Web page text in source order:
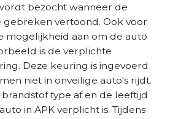
bezocht wanneer de
gebreken vertoond. Ook voor
mogelijkheid aan om de auto
is de verplichte
Deze keuring is ingevoerd
niet in onveilige auto's rijdt.
type af en de leeftijd
in APK verplicht is. Tijdens